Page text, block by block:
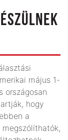
május 1-
országosan
hogy
a